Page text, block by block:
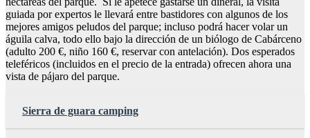
guiada por expertos le llevará entre bastidores con algunos de los
mejores amigos peludos del parque; incluso podrá hacer volar un
águila calva, todo ello bajo la dirección de un biólogo de Cabárceno
(adulto 200 €, niño 160 €, reservar con antelación). Dos esperados
teleféricos (incluidos en el precio de la entrada) ofrecen ahora una
vista de pájaro del parque.
Sierra de guara camping